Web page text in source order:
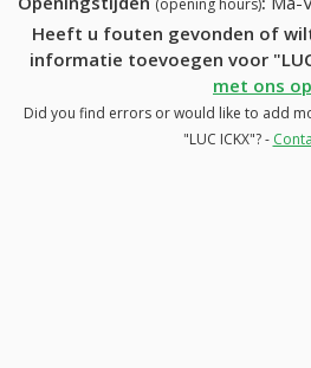
(opening hours)
Heeft u fouten gevonden of
informatie toevoegen voor "LUC
met ons
Did you find errors or would like to add
"LUC ICKX"? -